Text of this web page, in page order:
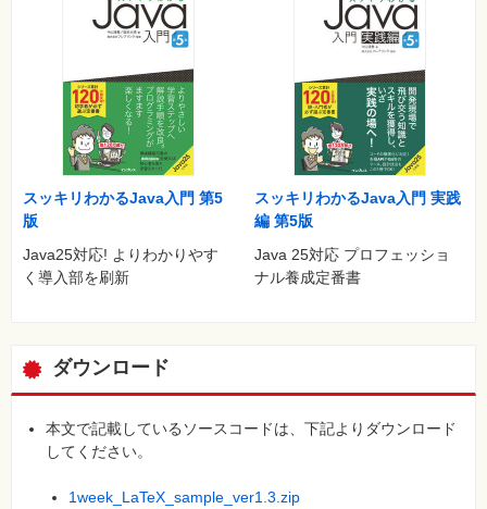
スッキリわかるJava入門 第5
版
Java25対応! よりわかりやす
く導入部を刷新
スッキリわかるJava入門 実践
編 第5版
Java 25対応 プロフェッショ
ナル養成定番書
ダウンロード
本文で記載しているソースコードは、下記よりダウンロード
してください。
1week_LaTeX_sample_ver1.3.zip